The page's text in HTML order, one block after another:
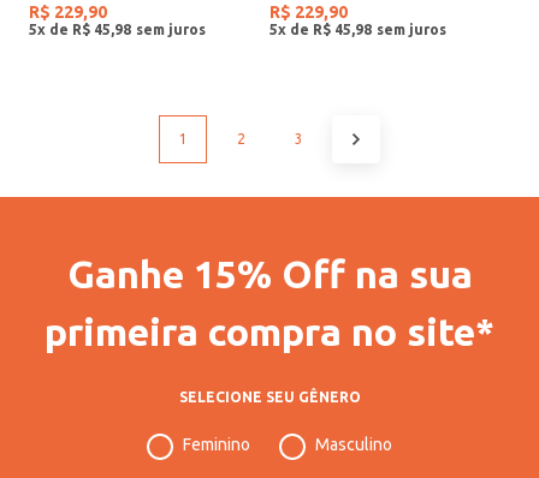
R$ 229,90
5x de R$ 45 98
R$ 229,90
5x de R$ 45 98
1 2 3
Ganhe 15% Off na sua
primeira compra no site*
SELECIONE SEU GÊNERO
Feminino Masculino